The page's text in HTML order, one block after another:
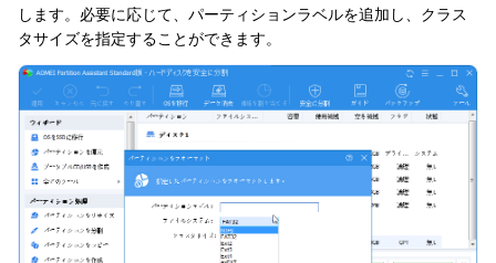
します。必要に応じて、パーティションラベルを追加し、クラス
タサイズを指定することができます。